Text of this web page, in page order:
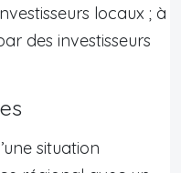
locaux ; à
des investisseurs
situation